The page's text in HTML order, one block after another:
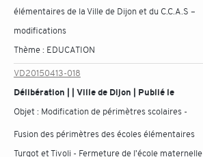
élémentaires de la Ville de Dijon et du C.C.A.S –
modifications
Thème : EDUCATION
VD20150413-018
Délibération | | Ville de Dijon | Publié le
Objet : Modification de périmètres scolaires -
Fusion des périmètres des écoles élémentaires
Turgot et Tivoli - Fermeture de l'école maternelle